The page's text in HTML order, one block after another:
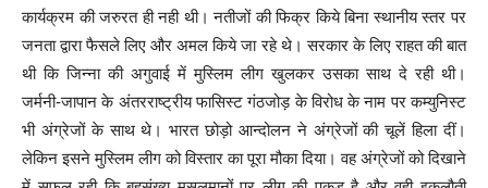
कार्यक्रम की जरुरत ही नही थी। नतीजों की फिक्र किये बिना स्थानीय स्तर पर
जनता द्वारा फैसले लिए और अमल किये जा रहे थे। सरकार के लिए राहत की बात
थी कि जिन्ना की अगुवाई में मुस्लिम लीग खुलकर उसका साथ दे रही थी।
जर्मनी-जापान के अंतरराष्ट्रीय फासिस्ट गंठजोड़ के विरोध के नाम पर कम्युनिस्ट
भी अंग्रेजों के साथ थे। भारत छोड़ो आन्दोलन ने अंग्रेजों की चूलें हिला दीं।
लेकिन इसने मुस्लिम लीग को विस्तार का पूरा मौका दिया। वह अंग्रेजों को दिखाने